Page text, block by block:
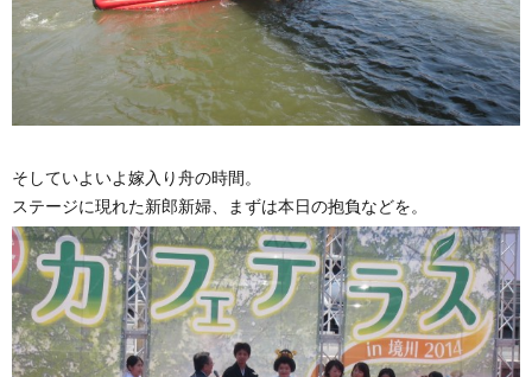
そしていよいよ嫁入り舟の時間。
ステージに現れた新郎新婦、まずは本日の抱負などを。